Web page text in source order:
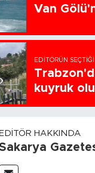
Van
EDITÖRÜN SEÇTIĞI
kuyruk
EDITÖR HAKKINDA